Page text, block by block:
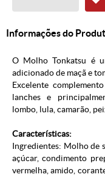
Informações do
O Molho Tonkatsu é
adicionado de maçã e
Excelente
lanches e
lombo, lula, camarão,
Características:
Ingredientes: Molho de
açúcar, condimento
vermelha, amido,